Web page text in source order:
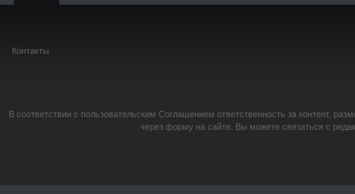
Контакты
В соответствии с пользовательским Соглашением ответственность за контент,
через форму на сайте. Вы можете связаться с